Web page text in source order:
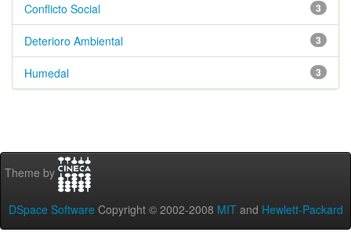
3
Conflicto Social
3
Deterioro Ambiental
3
Humedal
Theme by
DSpace Software Copyright © 2002-2008 MIT and Hewlett-Packard